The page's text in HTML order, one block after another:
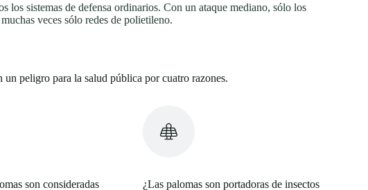
sistemas de defensa ordinarios. Con un ataque mediano, sólo los
veces sólo redes de polietileno.
un peligro para la salud pública por cuatro razones.
son consideradas
¿Las palomas son portadoras de insectos